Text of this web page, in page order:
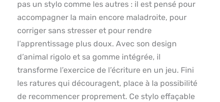
pas un stylo comme les autres : il est pensé pour
accompagner la main encore maladroite, pour
corriger sans stresser et pour rendre
l’apprentissage plus doux. Avec son design
d’animal rigolo et sa gomme intégrée, il
transforme l’exercice de l’écriture en un jeu. Fini
les ratures qui découragent, place à la possibilité
de recommencer proprement. Ce stylo effaçable